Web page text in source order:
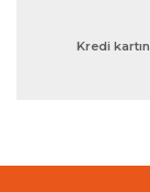
Kredi